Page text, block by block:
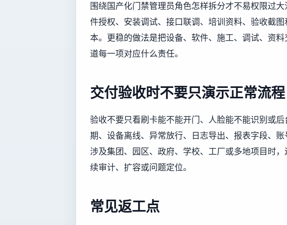
围绕国产化门禁管理员角色怎样拆分才不易权限过
件授权、安装调试、接口联调、培训资料、验收截
本。更稳的做法是把设备、软件、施工、调试、资
道每一项对应什么责任。
交付验收时不要只演示正常流程
验收不要只看刷卡能不能开门、人脸能不能识别或
期、设备离线、异常放行、日志导出、报表字段、账
涉及集团、园区、政府、学校、工厂或多地项目时
续审计、扩容或问题定位。
常见返工点